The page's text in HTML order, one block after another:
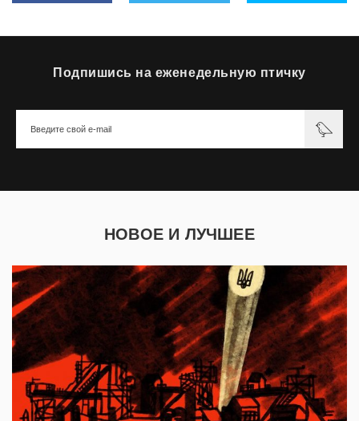
Подпишись на еженедельную птичку
НОВОЕ И ЛУЧШЕЕ